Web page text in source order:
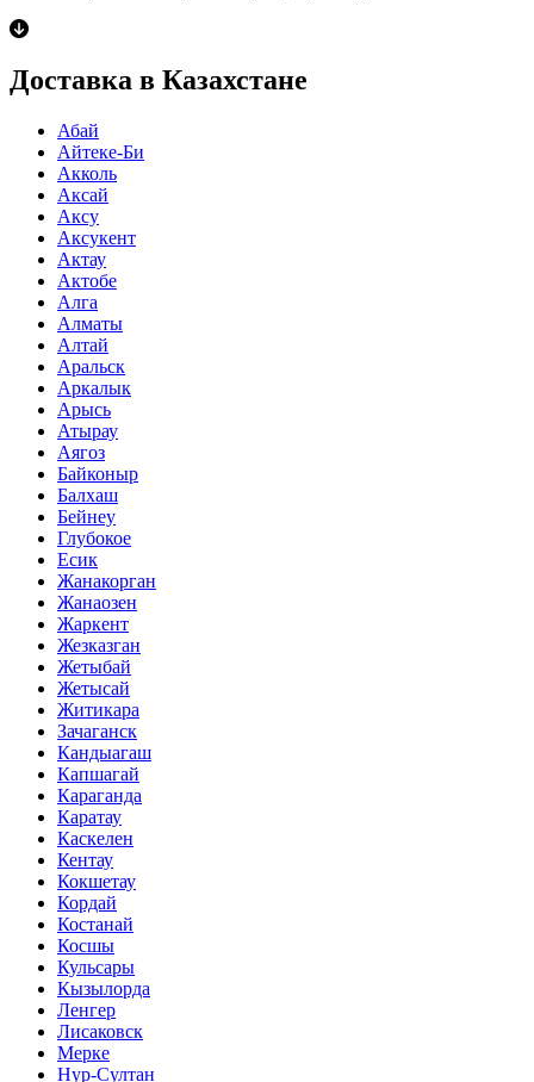
Доставка в Казахстане
Абай
Айтеке-Би
Акколь
Аксай
Аксу
Аксукент
Актау
Актобе
Алга
Алматы
Алтай
Аральск
Аркалык
Арысь
Атырау
Аягоз
Байконыр
Балхаш
Бейнеу
Глубокое
Есик
Жанакорган
Жанаозен
Жаркент
Жезказган
Жетыбай
Жетысай
Житикара
Зачаганск
Кандыагаш
Капшагай
Караганда
Каратау
Каскелен
Кентау
Кокшетау
Кордай
Костанай
Косшы
Кульсары
Кызылорда
Ленгер
Лисаковск
Мерке
Нур-Султан